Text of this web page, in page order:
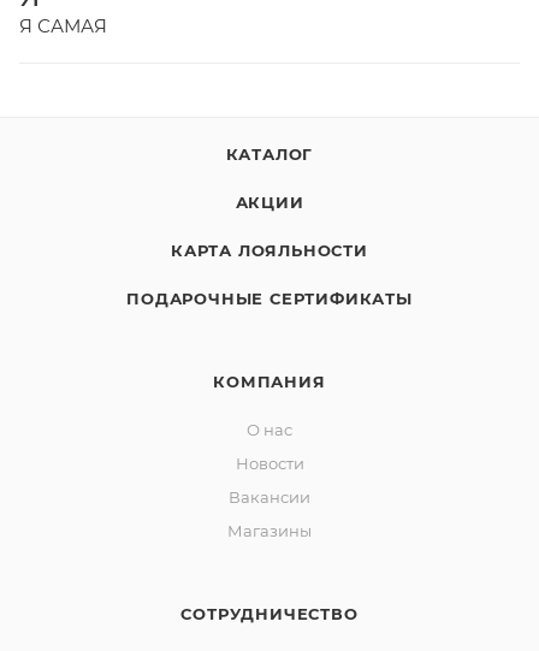
Я САМАЯ
КАТАЛОГ
АКЦИИ
КАРТА ЛОЯЛЬНОСТИ
ПОДАРОЧНЫЕ СЕРТИФИКАТЫ
КОМПАНИЯ
О нас
Новости
Вакансии
Магазины
СОТРУДНИЧЕСТВО